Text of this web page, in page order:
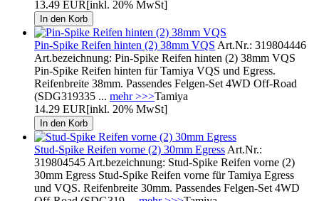
13.49 EUR[inkl. 20% MwSt]
Pin-Spike Reifen hinten (2) 38mm VQS Art.Nr.: 319804446
Art.bezeichnung: Pin-Spike Reifen hinten (2) 38mm VQS
Pin-Spike Reifen hinten für Tamiya VQS und Egress.
Reifenbreite 38mm. Passendes Felgen-Set 4WD Off-Road
(SDG319335 ... mehr >>>Tamiya
14.29 EUR[inkl. 20% MwSt]
Stud-Spike Reifen vorne (2) 30mm Egress Art.Nr.:
319804545 Art.bezeichnung: Stud-Spike Reifen vorne (2)
30mm Egress Stud-Spike Reifen vorne für Tamiya Egress
und VQS. Reifenbreite 30mm. Passendes Felgen-Set 4WD